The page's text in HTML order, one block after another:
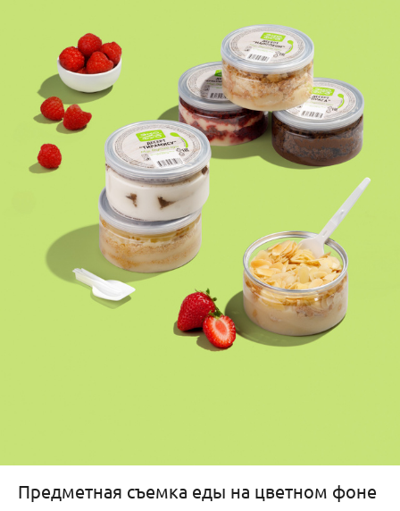
Предметная съемка еды на цветном фоне